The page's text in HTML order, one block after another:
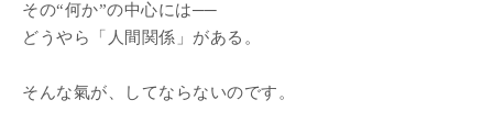
その“何か”の中心には──
どうやら「人間関係」がある。
そんな氣が、してならないのです。